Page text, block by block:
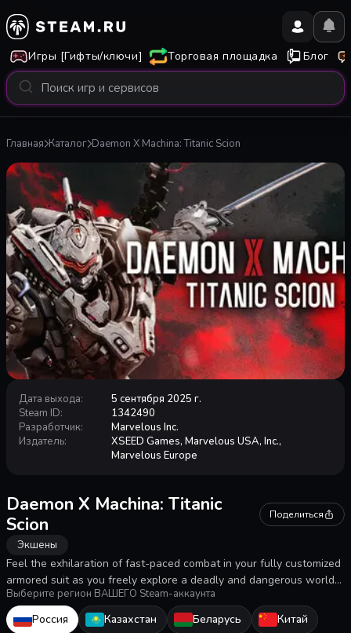
Игры [Гифты/ключи] Торговая площадка Блог
Главная Каталог Daemon X Machina: Titanic Scion
Дата выхода:
5 сентября 2025 г.
Steam ID:
1342490
Разработчик:
Marvelous Inc.
Издатель:
XSEED Games, Marvelous USA, Inc.,
Marvelous Europe
Daemon X Machina: Titanic
Scion
Поделиться
Экшены
Feel the exhilaration of fast-paced combat in your fully customized
armored suit as you freely explore a deadly and dangerous world
on land or in the air. Take on titanic boss battles with alone or with
up to two other friends in online co-op!
Выберите регион ВАШЕГО Steam-аккаунта
Россия Казахстан Беларусь
Китай